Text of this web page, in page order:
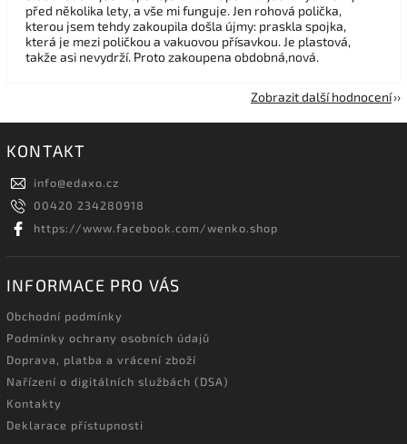
před několika lety, a vše mi funguje. Jen rohová polička,
kterou jsem tehdy zakoupila došla újmy: praskla spojka,
která je mezi poličkou a vakuovou přísavkou. Je plastová,
takže asi nevydrží. Proto zakoupena obdobná,nová.
Zobrazit další hodnocení
KONTAKT
info@edaxo.cz
00420 234280918
https://www.facebook.com/wenko.shop
INFORMACE PRO VÁS
Obchodní podmínky
Podmínky ochrany osobních údajů
Doprava, platba a vrácení zboží
Nařízení o digitálních službách (DSA)
Kontakty
Deklarace přístupnosti